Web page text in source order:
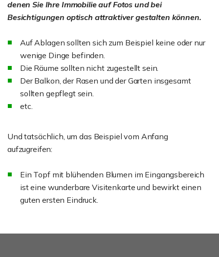
denen Sie Ihre Immobilie auf Fotos und bei
Besichtigungen optisch attraktiver gestalten können.
Auf Ablagen sollten sich zum Beispiel keine oder nur
wenige Dinge befinden.
Die Räume sollten nicht zugestellt sein.
Der Balkon, der Rasen und der Garten insgesamt
sollten gepflegt sein.
etc.
Und tatsächlich, um das Beispiel vom Anfang
aufzugreifen:
Ein Topf mit blühenden Blumen im Eingangsbereich
ist eine wunderbare Visitenkarte und bewirkt einen
guten ersten Eindruck.